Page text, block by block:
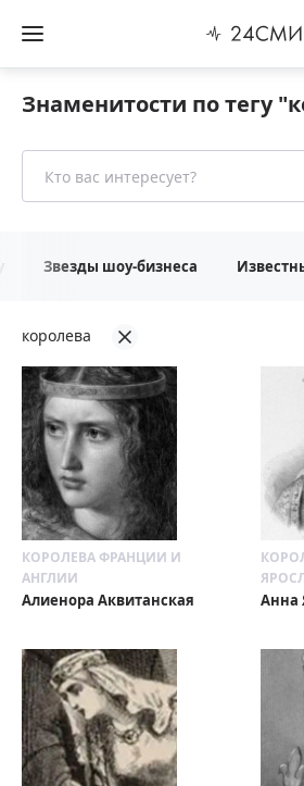
Знаменитости по тегу
Звезды шоу-бизнеса
королева
КОРОЛЕВА ФРАНЦИИ И
АНГЛИИ
Алиенора Аквитанская Анна